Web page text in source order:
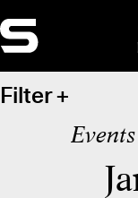
Filter